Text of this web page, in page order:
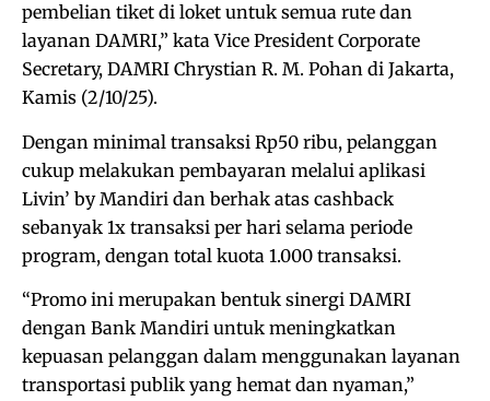
pembelian tiket di loket untuk semua rute dan
layanan DAMRI,” kata Vice President Corporate
Secretary, DAMRI Chrystian R. M. Pohan di Jakarta,
Kamis (2/10/25).
Dengan minimal transaksi Rp50 ribu, pelanggan
cukup melakukan pembayaran melalui aplikasi
Livin’ by Mandiri dan berhak atas cashback
sebanyak 1x transaksi per hari selama periode
program, dengan total kuota 1.000 transaksi.
“Promo ini merupakan bentuk sinergi DAMRI
dengan Bank Mandiri untuk meningkatkan
kepuasan pelanggan dalam menggunakan layanan
transportasi publik yang hemat dan nyaman,”